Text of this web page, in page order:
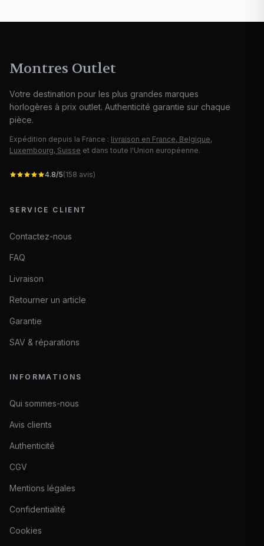
Montres Outlet
Votre destination pour les plus grandes marques
horlogères à prix outlet. Authenticité garantie sur chaque
pièce.
Expédition depuis la France : livraison en France, Belgique,
Luxembourg, Suisse et dans toute l'Union européenne.
4.8/5(158 avis)
SERVICE CLIENT
Contactez-nous
FAQ
Livraison
Retourner un article
Garantie
SAV & réparations
INFORMATIONS
Qui sommes-nous
Avis clients
Authenticité
CGV
Mentions légales
Confidentialité
Cookies